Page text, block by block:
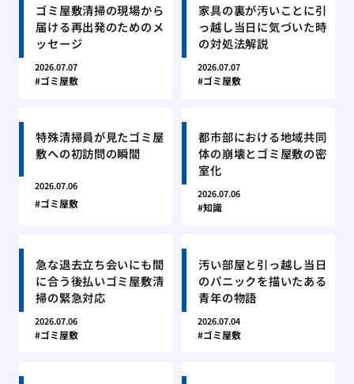
ゴミ屋敷清掃の現場から
届ける再出発のためのメ
ッセージ
2026.07.07
ゴミ屋敷
家具の裏が汚いことに引
っ越し当日に気づいた時
の対処法解説
2026.07.07
ゴミ屋敷
特殊清掃員が見たゴミ屋
敷への初訪問の瞬間
2026.07.06
ゴミ屋敷
都市部における地域共同
体の崩壊とゴミ屋敷の密
室化
2026.07.06
知識
急な退去立ち会いにも間
に合う後払いゴミ屋敷清
掃の緊急対応
2026.07.06
ゴミ屋敷
汚い部屋と引っ越し当日
のパニックを描いたある
青年の物語
2026.07.04
ゴミ屋敷